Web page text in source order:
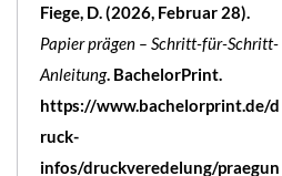
Fiege, D. (2026, Februar 28).
Papier prägen – Schritt-für-Schritt-
Anleitung. BachelorPrint.
https://www.bachelorprint.de/d
ruck-
infos/druckveredelung/praegun